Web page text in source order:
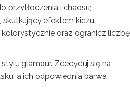
przytłoczenia i chaosu;
skutkujący efektem kiczu.
oraz ogranicz liczbę
glamour. Zdecyduj się na
a ich odpowiednia barwa